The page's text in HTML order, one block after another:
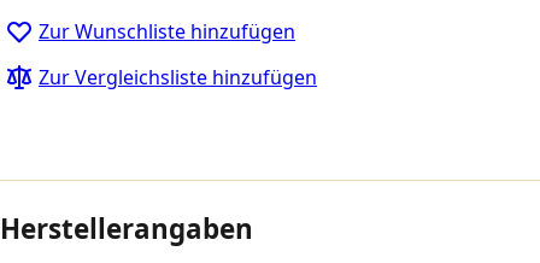
Zur Wunschliste hinzufügen
Zur Vergleichsliste hinzufügen
Herstellerangaben